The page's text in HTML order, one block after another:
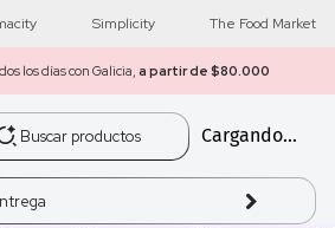
Simplicity The Food Market
los días con Galicia, a partir de $80.000
Cargando...